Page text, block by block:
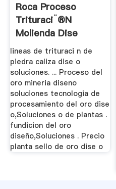
Roca Proceso
Trituraci¨®n
Molienda Dise
O,Soluciones
lineas de trituraci n de
piedra caliza dise o
soluciones. ... Proceso del
oro mineria diseno
soluciones tecnologia de
procesamiento del oro dise
o,Soluciones o de plantas .
fundicion del oro
diseño,Soluciones . Precio
planta sello de oro dise o